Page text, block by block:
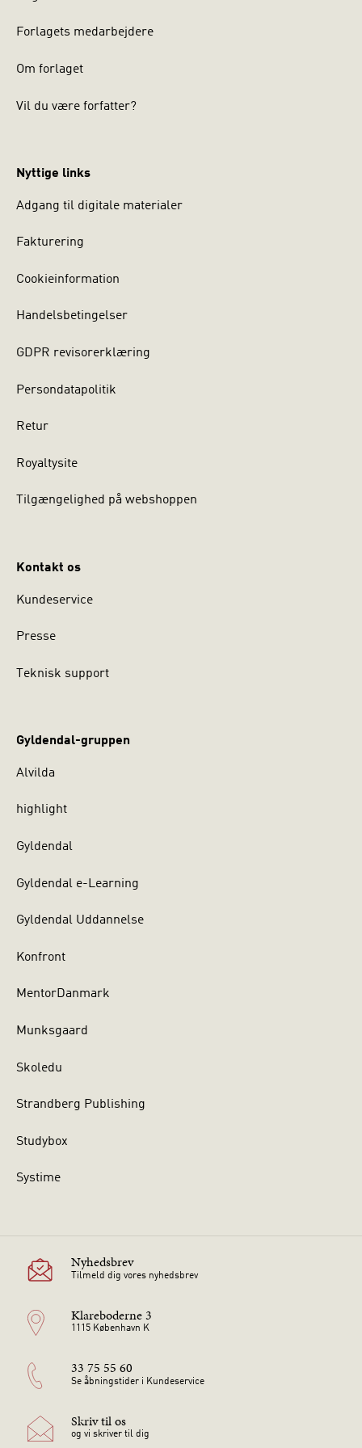
Forlagets medarbejdere
Om forlaget
Vil du være forfatter?
Nyttige links
Adgang til digitale materialer
Fakturering
Cookieinformation
Handelsbetingelser
GDPR revisorerklæring
Persondatapolitik
Retur
Royaltysite
Tilgængelighed på webshoppen
Kontakt os
Kundeservice
Presse
Teknisk support
Gyldendal-gruppen
Alvilda
highlight
Gyldendal
Gyldendal e-Learning
Gyldendal Uddannelse
Konfront
MentorDanmark
Munksgaard
Skoledu
Strandberg Publishing
Studybox
Systime
Nyhedsbrev
Tilmeld dig vores nyhedsbrev
Klareboderne 3
1115 København K
33 75 55 60
Se åbningstider i Kundeservice
Skriv til os
og vi skriver til dig